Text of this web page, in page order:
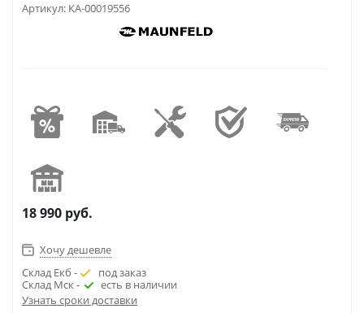
Артикул: КА-00019556
18 990 руб.
Хочу дешевле
Склад Екб -
под заказ
Склад Мск -
есть в наличии
Узнать сроки доставки